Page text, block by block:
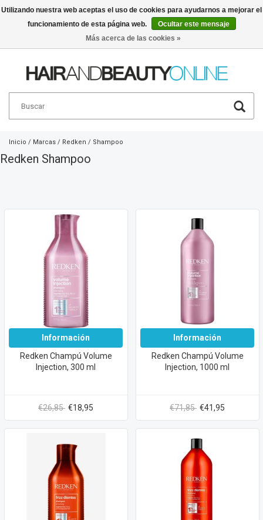
Español €
Inicio / Marcas / Redken / Shampoo
Redken Shampoo
Información
Redken Champú Volume
Injection, 300 ml
€26,85 €18,95
Información
Redken Champú Volume
Injection, 1000 ml
€71,85 €41,95
Utilizando nuestra web aceptas el uso de cookies para ayudarnos a mejorar el
funcionamiento de esta página web.
Ocultar este mensaje
Más acerca de las cookies »